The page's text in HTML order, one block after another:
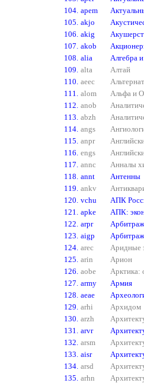
104. apem
105. akjo
106. akig
107. akob
108. alia
Алгебра
109. alta
Алтай
110. aeec
111. alom
Альфа и
112. anob
113. abzh
114. angs
115. anpr
116. engs
117. annc
Анналы
118. annt
Антенны
119. ankv
120. vchu
АПК
121. apke
АПК:
122. arpr
123. aigp
124. arec
Аридные
125. arin
Арион
126. aobe
Арктика:
127. army
Армия
128. aeae
129. arhi
Архидом
130. arzh
131. arvr
132. arsm
133. aisr
134. arsd
135. arhn